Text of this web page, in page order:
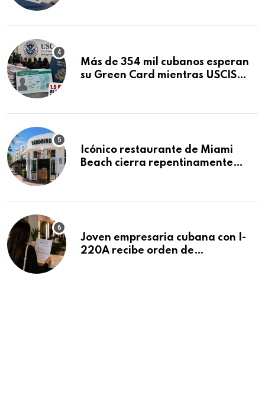
Más de 354 mil cubanos esperan
su Green Card mientras USCIS
Icónico restaurante de Miami
Beach cierra repentinamente
Joven empresaria cubana con I-
220A recibe orden de